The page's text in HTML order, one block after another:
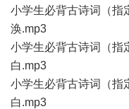
小学生必背古诗词（指
涣.mp3
小学生必背古诗词（指
白.mp3
小学生必背古诗词（指
白.mp3